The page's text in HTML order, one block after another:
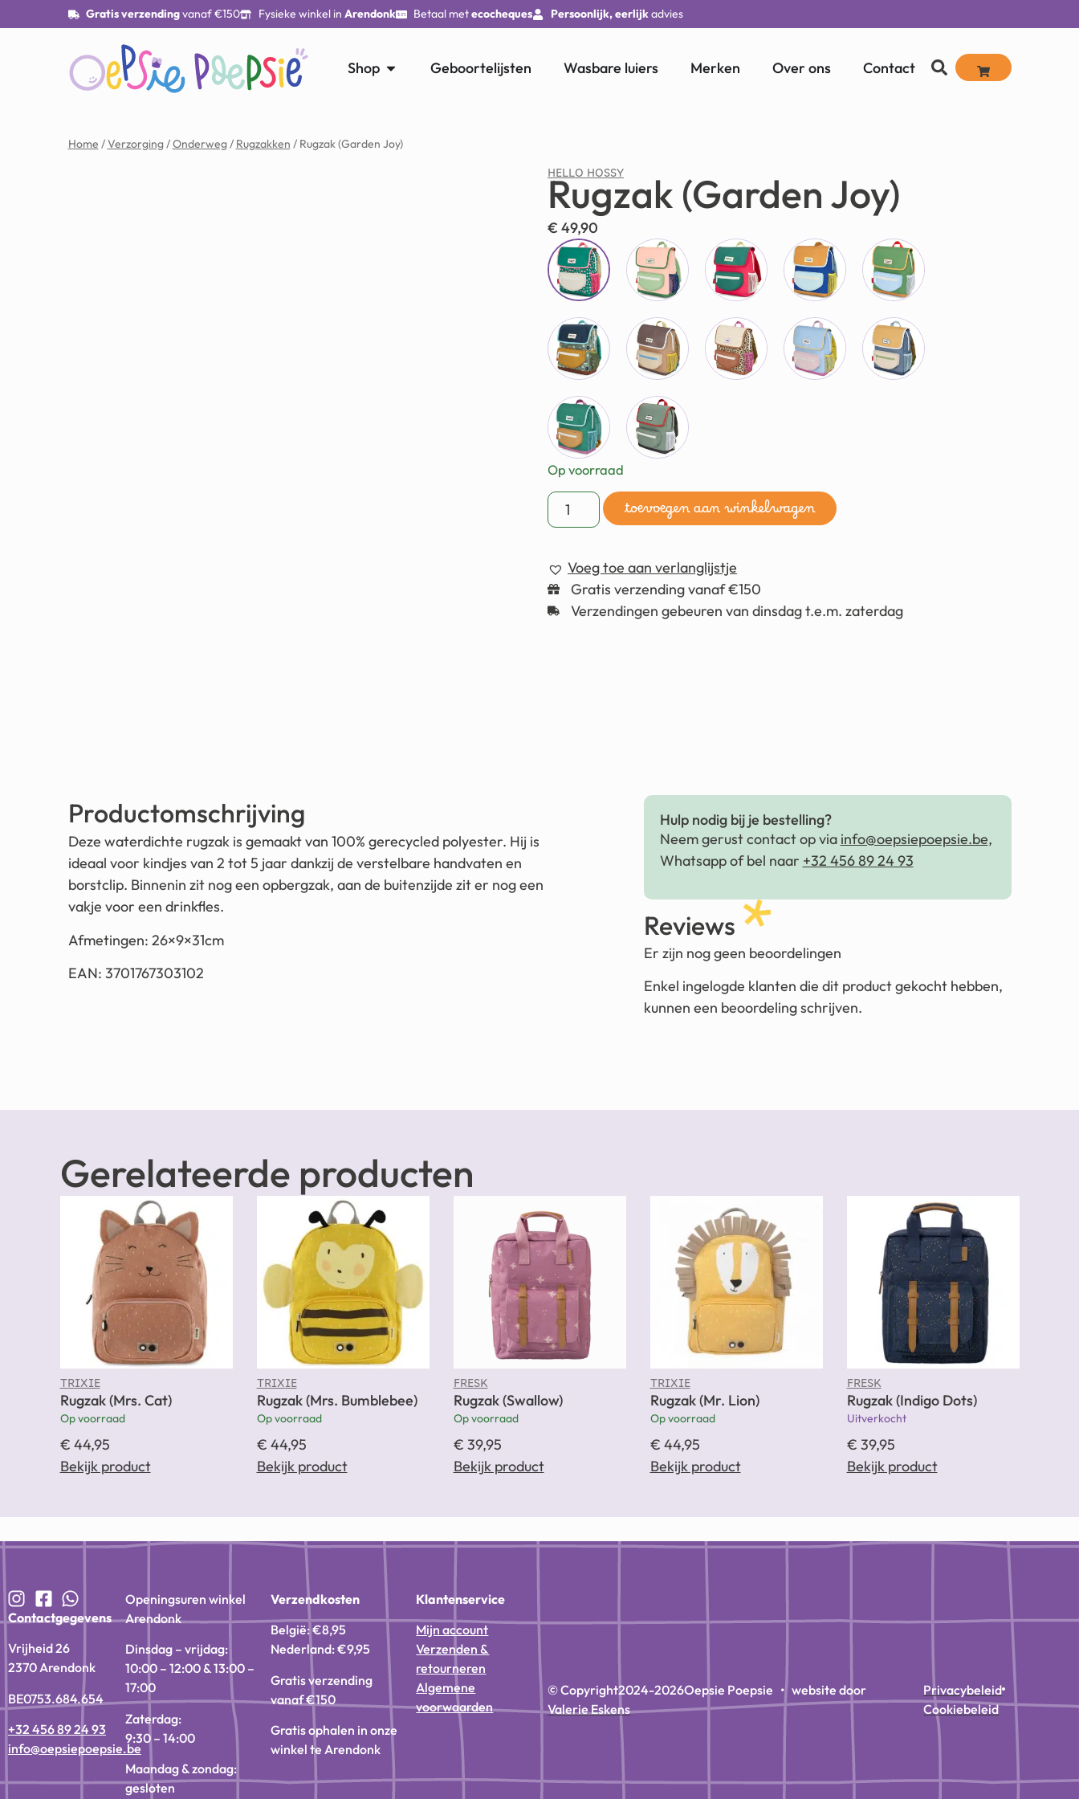
Gratis verzendingvanaf €150 Fysieke winkel in Arendonk Betaal metecocheques Persoonlijk, eerlijkadvies
Shop Geboortelijsten Wasbare luiers Merken Over ons Contact
Home /Verzorging/Onderweg/ Rugzakken / Rugzak (Garden Joy)
HELLO HOSSY
Rugzak (Garden Joy)
€ 49,90
Op voorraad
toevoegen aan winkelwagen
Voeg toe aan verlanglijstje
Gratis verzending vanaf €150
Verzendingen gebeuren van dinsdag t.e.m. zaterdag
Productomschrijving
Deze waterdichte rugzak is gemaakt van 100% gerecycled polyester. Hij is
ideaal voor kindjes van 2 tot 5 jaar dankzij de verstelbare handvaten en
borstclip. Binnenin zit nog een opbergzak, aan de buitenzijde zit er nog een
vakje voor een drinkfles.
Afmetingen: 26×9×31cm
EAN: 3701767303102
Hulp nodig bij je bestelling?
Neem gerust contact op via info@oepsiepoepsie.be,
Whatsapp of bel naar +32 456 89 24 93
Reviews
Er zijn nog geen beoordelingen
Enkel ingelogde klanten die dit product gekocht hebben,
kunnen een beoordeling schrijven.
Gerelateerde producten
TRIXIE
Rugzak (Mrs. Cat)
Op voorraad
€ 44,95
Bekijk product
TRIXIE
Rugzak (Mrs. Bumblebee)
Op voorraad
€ 44,95
Bekijk product
FRESK
Rugzak (Swallow)
Op voorraad
€ 39,95
Bekijk product
TRIXIE
Rugzak (Mr. Lion)
Op voorraad
€ 44,95
Bekijk product
FRESK
Rugzak (Indigo Dots)
Uitverkocht
€ 39,95
Bekijk product
Contactgegevens
Vrijheid 26
2370 Arendonk
BE0753.684.654
+32 456 89 24 93
info@oepsiepoepsie.be
Openingsuren winkel
Arendonk
Dinsdag – vrijdag:
10:00 – 12:00 & 13:00 –
17:00
Zaterdag:
9:30 – 14:00
Maandag & zondag:
gesloten
Verzendkosten
België: €8,95
Nederland: €9,95
Gratis verzending
vanaf €150
Gratis ophalen in onze
winkel te Arendonk
Klantenservice
Mijn account
Verzenden &
retourneren
Algemene
voorwaarden
© Copyright2024-2026Oepsie Poepsie • website door
Valerie Eskens
Privacybeleid
Cookiebeleid